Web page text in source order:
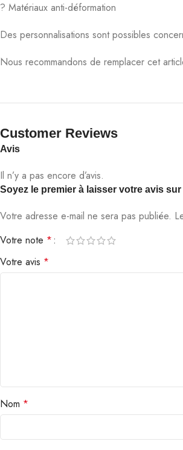
? Matériaux anti-déformation
Des personnalisations sont possibles
Nous recommandons de remplacer cet
Customer Reviews​
Avis
Il n’y a pas encore d’avis.
Soyez le premier à laisser votre avis
Votre adresse e-mail ne sera pas publiée.
Votre note *
Votre avis *
Nom *